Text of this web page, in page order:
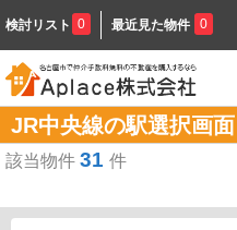
検討リスト 0 最近見た物件 0
JR中央線の駅選択画面
該当物件 31 件